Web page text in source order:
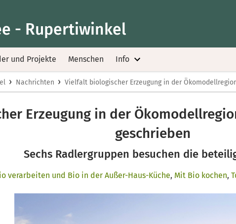
- Rupertiwinkel
und Projekte Menschen Info
› Nachrichten › Vielfalt biologischer Erzeugung in der
Erzeugung in der
geschrieben
Sechs Radlergruppen besuchen die
verarbeiten und Bio in der Außer-Haus-Küche, Mit Bio kochen,